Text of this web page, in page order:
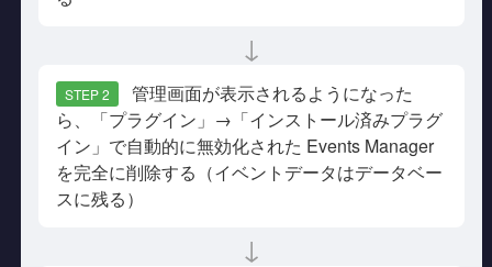
↓
STEP 2
管理画面が表示されるようになった
ら、「プラグイン」→「インストール済みプラグ
イン」で自動的に無効化された Events Manager
を完全に削除する（イベントデータはデータベー
スに残る）
↓